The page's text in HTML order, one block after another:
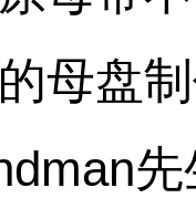
母盘